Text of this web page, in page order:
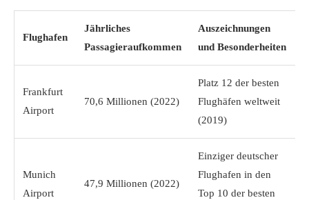
Flughafen
Jährliches
Passagieraufkommen
Auszeichnungen
und Besonderheiten
Frankfurt
Airport
70,6 Millionen (2022)
Platz 12 der besten
Flughäfen weltweit
(2019)
Munich
Airport
47,9 Millionen (2022)
Einziger deutscher
Flughafen in den
Top 10 der besten